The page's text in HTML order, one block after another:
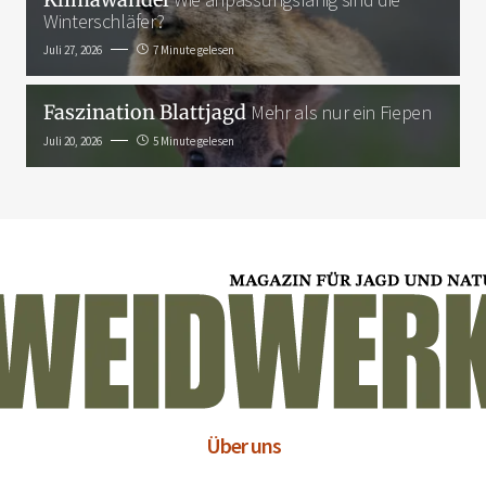
Winterschläfer?
Juli 27, 2026 7 Minute gelesen
Faszination BlattjagdMehr als nur ein Fiepen
Juli 20, 2026 5 Minute gelesen
Über uns